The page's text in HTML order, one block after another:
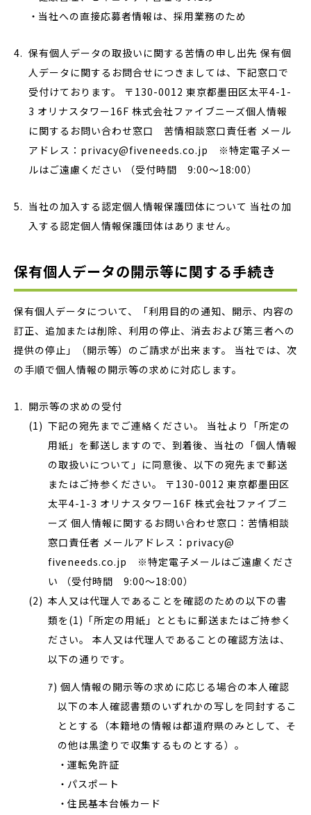
当社への直接応募者情報は、採用業務のため
保有個人データの取扱いに関する苦情の申し出先 保有個
人データに関するお問合せにつきましては、下記窓口で
受付けております。 〒130-0012 東京都墨田区太平4-1-
3 オリナスタワー16F 株式会社ファイブニーズ個人情報
に関するお問い合わせ窓口 苦情相談窓口責任者 メール
アドレス：privacy@fiveneeds.co.jp ※特定電子メー
ルはご遠慮ください （受付時間 9:00～18:00）
当社の加入する認定個人情報保護団体について 当社の加
入する認定個人情報保護団体はありません。
保有個人データの開示等に関する手続き
保有個人データについて、「利用目的の通知、開示、内容の
訂正、追加または削除、利用の停止、消去および第三者への
提供の停止」（開示等）のご請求が出来ます。 当社では、次
の手順で個人情報の開示等の求めに対応します。
開示等の求めの受付
下記の宛先までご連絡ください。 当社より「所定の
用紙」を郵送しますので、到着後、当社の「個人情報
の取扱いについて」に同意後、以下の宛先まで郵送
またはご持参ください。 〒130-0012 東京都墨田区
太平4-1-3 オリナスタワー16F 株式会社ファイブニ
ーズ 個人情報に関するお問い合わせ窓口：苦情相談
窓口責任者 メールアドレス：privacy@
fiveneeds.co.jp ※特定電子メールはご遠慮くださ
い （受付時間 9:00～18:00）
本人又は代理人であることを確認のための以下の書
類を(1)「所定の用紙」とともに郵送またはご持参く
ださい。 本人又は代理人であることの確認方法は、
以下の通りです。
ｱ) 個人情報の開示等の求めに応じる場合の本人確認
以下の本人確認書類のいずれかの写しを同封するこ
ととする（本籍地の情報は都道府県のみとして、そ
の他は黒塗りで収集するものとする）。
運転免許証
パスポート
住民基本台帳カード